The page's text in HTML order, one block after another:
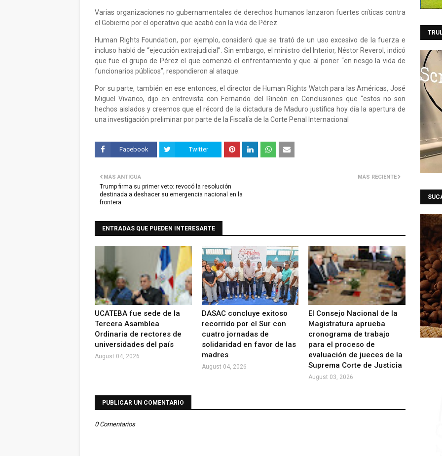
Varias organizaciones no gubernamentales de derechos humanos lanzaron fuertes críticas contra
el Gobierno por el operativo que acabó con la vida de Pérez.
Human Rights Foundation, por ejemplo, consideró que se trató de un uso excesivo de la fuerza e
incluso habló de “ejecución extrajudicial”. Sin embargo, el ministro del Interior, Néstor Reverol, indicó
que fue el grupo de Pérez el que comenzó el enfrentamiento y que al poner “en riesgo la vida de
funcionarios públicos”, respondieron al ataque.
Por su parte, también en ese entonces, el director de Human Rights Watch para las Américas, José
Miguel Vivanco, dijo en entrevista con Fernando del Rincón en Conclusiones que “estos no son
hechos aislados y creemos que el récord de la dictadura de Maduro justifica hoy día la apertura de
una investigación preliminar por parte de la Fiscalía de la Corte Penal Internacional
Facebook Twitter
MÁS RECIENTE
MÁS ANTIGUA
Trump firma su primer veto: revocó la resolución
destinada a deshacer su emergencia nacional en la
frontera
ENTRADAS QUE PUEDEN INTERESARTE
UCATEBA fue sede de la
Tercera Asamblea
Ordinaria de rectores de
universidades del país
August 04, 2026
DASAC concluye exitoso
recorrido por el Sur con
cuatro jornadas de
solidaridad en favor de las
madres
August 04, 2026
El Consejo Nacional de la
Magistratura aprueba
cronograma de trabajo
para el proceso de
evaluación de jueces de la
Suprema Corte de Justicia
August 03, 2026
PUBLICAR UN COMENTARIO
0 Comentarios